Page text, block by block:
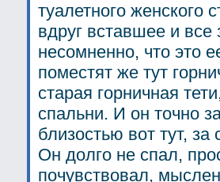
туалетного женского
вдруг вставшее и
несомненно, что это
поместят же тут
старая горничная
спальни. И он точно
близостью вот тут,
Он долго не спал,
почувствовал,